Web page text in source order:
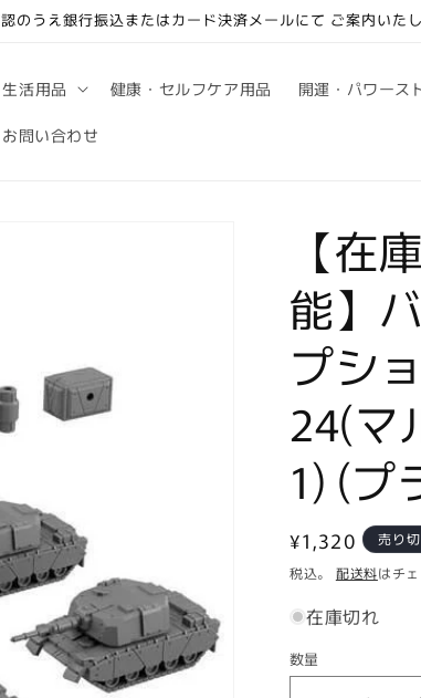
のうえ銀行振込またはカード決済メールにて ご案内いたし
生活用品 健康・セルフケア用品 開運・パワース
お問い合わせ
【在
能】
プシ
24(マ
1) (プ
通
常
格
¥1,320
売り
税込。 配送料はチ
在庫切れ
数
数量